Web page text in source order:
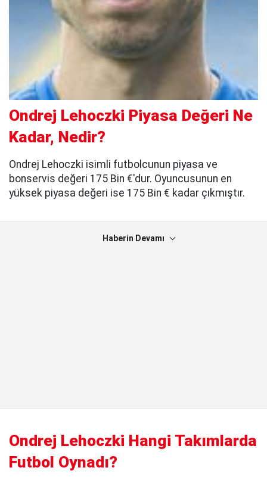
Ondrej Lehoczki Piyasa Değeri Ne
Kadar, Nedir?
Ondrej Lehoczki isimli futbolcunun piyasa ve
bonservis değeri 175 Bin €'dur. Oyuncusunun en
yüksek piyasa değeri ise 175 Bin € kadar çıkmıştır.
Haberin Devamı
Ondrej Lehoczki Hangi Takımlarda
Futbol Oynadı?